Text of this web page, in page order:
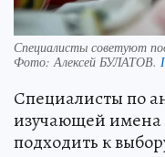
Специалисты советуют
Фото:Алексей БУЛАТОВ.
Специалисты по
изучающей имена
подходить к